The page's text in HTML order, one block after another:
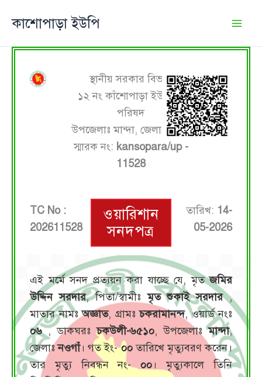
কাশোপাড়া ইউপি
স্থানীয় সরকার বিভাগ
১২ নং কাঁশোপাড়া ইউনিয়ন
পরিষদ
উপজেলাঃ মান্দা, জেলাঃ নওগাঁ
স্মারক নং: kansopara/up -
11528
TC No :
202611528
ওয়ারিশান
সনদপত্র
তারিখ: 14-
05-2026
এই মর্মে সনদ প্রত্যয়ন করা যাচ্ছে যে, মৃতজমির
উদ্দিন সরদার, পিতা/স্বামীঃমৃত শুকাই সরদার,
মাতার নামঃঅজ্ঞাত, গ্রামঃচকরামানন্দ, ওয়ার্ড নংঃ
০৬, ডাকঘরঃচকউলী-৬৫১০, উপজেলাঃমান্দা,
জেলাঃনওগাঁ। গত ইং-০০তারিখে মৃত্যুবরণ করেন।
তার মৃত্যু নিবন্ধন নং-০০। মৃত্যুকালে তিনি